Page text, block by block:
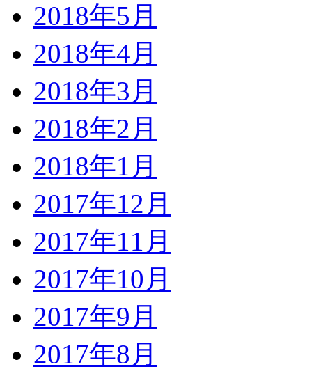
2018年5月
2018年4月
2018年3月
2018年2月
2018年1月
2017年12月
2017年11月
2017年10月
2017年9月
2017年8月